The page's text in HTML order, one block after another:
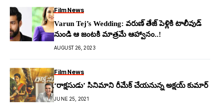
Film News
Varun Tej’s Wedding: వ‌రుణ్ తేజ్ పెళ్లికి టాలీవుడ్
నుండి ఆ జంట‌కి మాత్ర‌మే ఆహ్వానం..!
AUGUST 26, 2023
Film News
‘రాక్షసుడు’ సినిమాని రీమేక్ చేయనున్న అక్షయ్ కుమార్
JUNE 25, 2021